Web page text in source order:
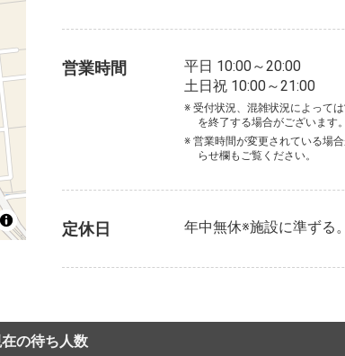
営業時間
平日 10:00～20:00
土日祝 10:00～21:00
※ 受付状況、混雑状況によって
を終了する場合がございます。
※ 営業時間が変更されている場
らせ欄もご覧ください。
定休日 年中無休※施設に準ずる。
の待ち人数